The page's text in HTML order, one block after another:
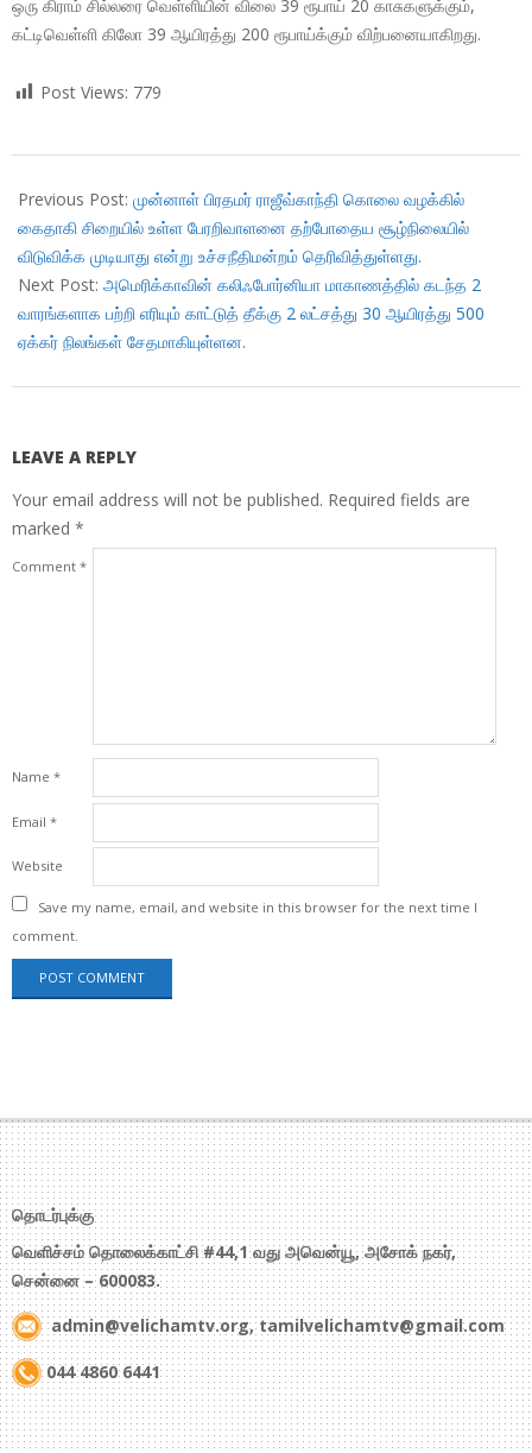
ஒரு கிராம் சில்லரை வெள்ளியின் விலை 39 ரூபாய் 20 காசுகளுக்கும்,
கட்டிவெள்ளி கிலோ 39 ஆயிரத்து 200 ரூபாய்க்கும் விற்பனையாகிறது.
Post Views: 779
12-
13
Previous Post: முன்னாள் பிரதமர் ராஜீவ்காந்தி கொலை வழக்கில்
கைதாகி சிறையில் உள்ள பேரறிவாளனை தற்போதைய சூழ்நிலையில்
விடுவிக்க முடியாது என்று உச்சநீதிமன்றம் தெரிவித்துள்ளது.
Next Post: அமெரிக்காவின் கலிஃபோர்னியா மாகாணத்தில் கடந்த 2
வாரங்களாக பற்றி எரியும் காட்டுத் தீக்கு 2 லட்சத்து 30 ஆயிரத்து 500
ஏக்கர் நிலங்கள் சேதமாகியுள்ளன.
LEAVE A REPLY
Your email address will not be published. Required fields are
marked *
Comment *
Name *
Email *
Website
Save my name, email, and website in this browser for the next time I
comment.
தொடர்புக்கு
வெளிச்சம் தொலைக்காட்சி #44,1 வது அவென்யூ, அசோக் நகர்,
சென்னை – 600083.
admin@velichamtv.org, tamilvelichamtv@gmail.com
044 4860 6441